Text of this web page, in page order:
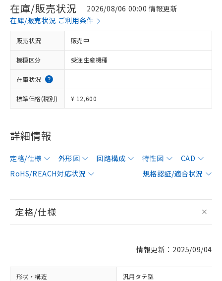
在庫/販売状況
2026/08/06 00:00 情報更新
在庫/販売状況 ご利用条件
販売状況 販売中
機種区分 受注生産機種
在庫状況
標準価格(税別) ¥ 12,600
詳細情報
定格/仕様 外形図 回路構成 特性図
CAD
RoHS/REACH対応状況
規格認証/適合状況
定格/仕様
情報更新：2025/09/04
形状・構造 汎用タテ型